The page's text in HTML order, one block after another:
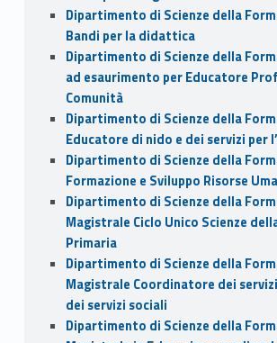
Dipartimento di Scienze della
Bandi per la didattica
Dipartimento di Scienze della
ad esaurimento per Educatore
Comunità
Dipartimento di Scienze della
Educatore di nido e dei servizi per
Dipartimento di Scienze della
Formazione e Sviluppo Risorse
Dipartimento di Scienze della
Magistrale Ciclo Unico Scienze
Primaria
Dipartimento di Scienze della
Magistrale Coordinatore dei
dei servizi sociali
Dipartimento di Scienze della